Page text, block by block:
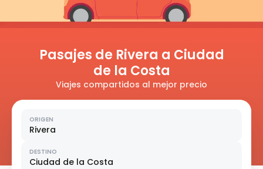
Pasajes de Rivera a Ciudad
de la Costa
Viajes compartidos al mejor precio
ORIGEN
Rivera
DESTINO
Ciudad de la Costa